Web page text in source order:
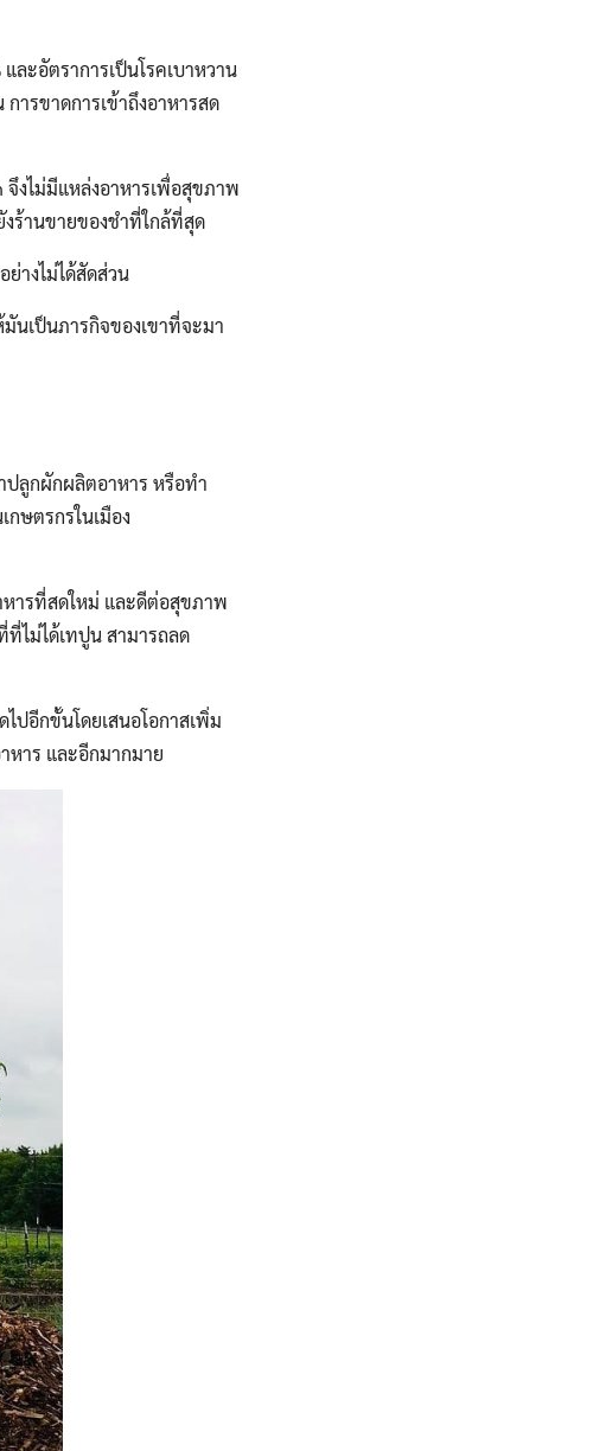
ละอัตราการเป็นโรคเบาหวาน
ารขาดการเข้าถึงอาหารสด
จึงไม่มีแหล่งอาหารเพื่อสุขภาพ
งร้านขายของชำที่ใกล้ที่สุด
ย่างไม่ได้สัดส่วน
นเป็นภารกิจของเขาที่จะมา
ปลูกผักผลิตอาหาร หรือทำ
ษตรกรในเมือง
ารที่สดใหม่ และดีต่อสุขภาพ
ไม่ได้เทปูน สามารถลด
ปอีกขั้นโดยเสนอโอกาสเพิ่ม
หาร และอีกมากมาย